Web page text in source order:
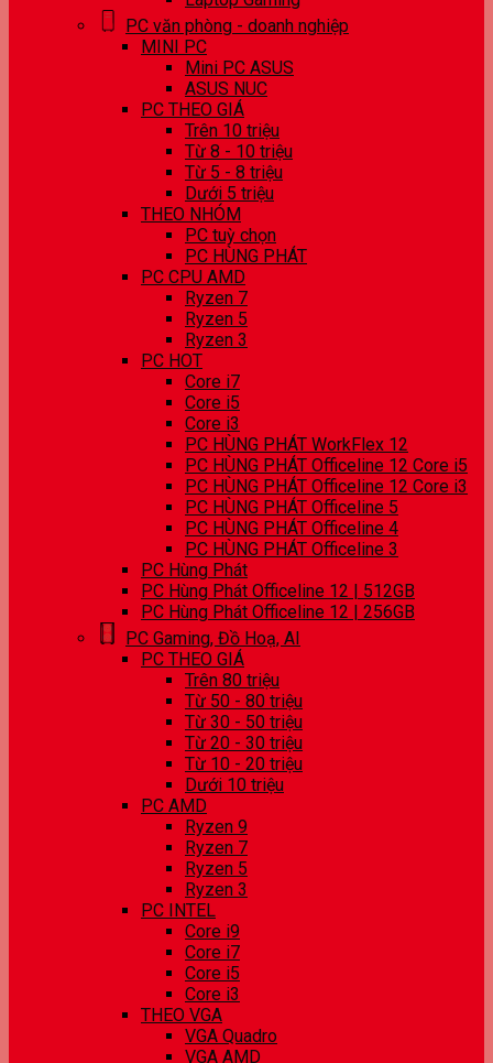
PC văn phòng - doanh nghiệp
MINI PC
Mini PC ASUS
ASUS NUC
PC THEO GIÁ
Trên 10 triệu
Từ 8 - 10 triệu
Từ 5 - 8 triệu
Dưới 5 triệu
THEO NHÓM
PC tuỳ chọn
PC HÙNG PHÁT
PC CPU AMD
Ryzen 7
Ryzen 5
Ryzen 3
PC HOT
Core i7
Core i5
Core i3
PC HÙNG PHÁT WorkFlex 12
PC HÙNG PHÁT Officeline 12 Core i5
PC HÙNG PHÁT Officeline 12 Core i3
PC HÙNG PHÁT Officeline 5
PC HÙNG PHÁT Officeline 4
PC HÙNG PHÁT Officeline 3
PC Hùng Phát
PC Hùng Phát Officeline 12 | 512GB
PC Hùng Phát Officeline 12 | 256GB
PC Gaming, Đồ Hoạ, AI
PC THEO GIÁ
Trên 80 triệu
Từ 50 - 80 triệu
Từ 30 - 50 triệu
Từ 20 - 30 triệu
Từ 10 - 20 triệu
Dưới 10 triệu
PC AMD
Ryzen 9
Ryzen 7
Ryzen 5
Ryzen 3
PC INTEL
Core i9
Core i7
Core i5
Core i3
THEO VGA
VGA Quadro
VGA AMD